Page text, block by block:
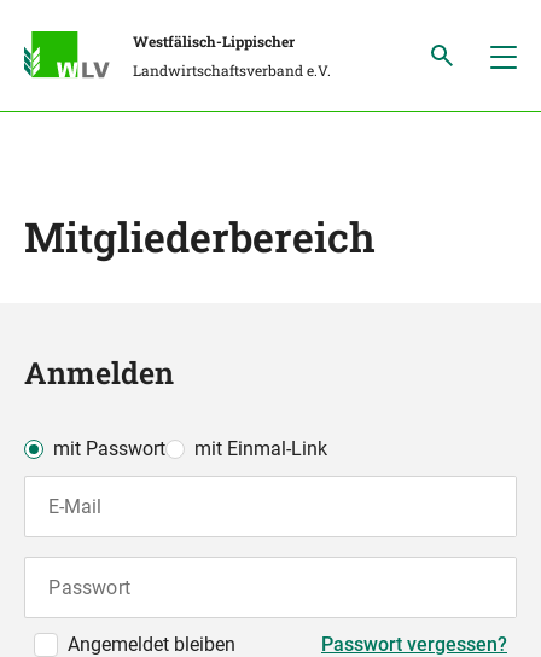
Westfälisch-Lippischer
Landwirtschaftsverband e.V.
Mitgliederbereich
Anmelden
mit Passwort mit Einmal-Link
E-Mail
Passwort
Angemeldet bleiben Passwort vergessen?